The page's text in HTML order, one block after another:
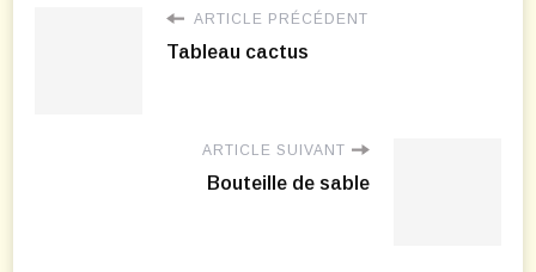
ARTICLE PRÉCÉDENT
Tableau cactus
ARTICLE SUIVANT
Bouteille de sable